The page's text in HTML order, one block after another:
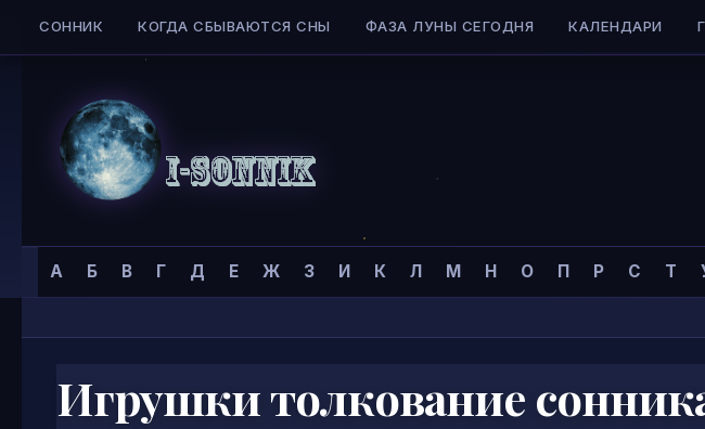
Skip to content
СОННИК КОГДА СБЫВАЮТСЯ СНЫ ФАЗА ЛУНЫ СЕГОДНЯ КАЛЕНДАРИ
Сонник
I-
А Б В Г Д Е Ж З И К Л М Н О П Р С Т
Главная страница »Сонник »И»
Игрушки толкование